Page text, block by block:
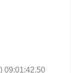
09:01:42.50